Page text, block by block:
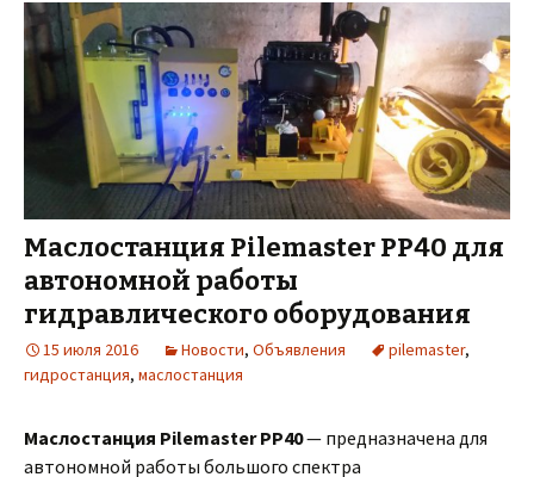
Маслостанция Pilemaster PP40 для
автономной работы
гидравлического оборудования
15 июля 2016 Новости, Объявления pilemaster,
гидростанция, маслостанция
Маслостанция Pilemaster PP40— предназначена для
автономной работы большого спектра